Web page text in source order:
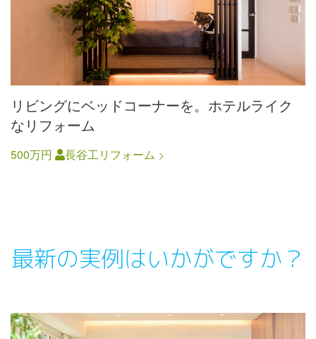
リビングにベッドコーナーを。ホテルライク
なリフォーム
500万円 長谷工リフォーム
最新の実例はいかがですか？